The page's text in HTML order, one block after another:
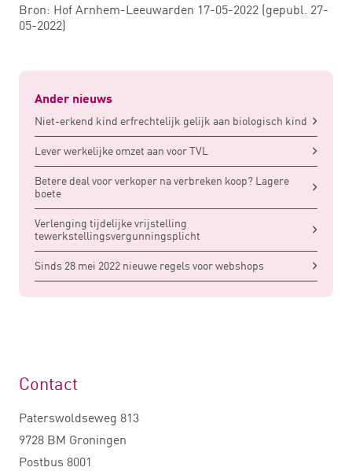
Bron: Hof Arnhem-Leeuwarden 17-05-2022 (gepubl. 27-
05-2022)
Ander nieuws
Niet-erkend kind erfrechtelijk gelijk aan biologisch kind
Lever werkelijke omzet aan voor TVL
Betere deal voor verkoper na verbreken koop? Lagere
boete
Verlenging tijdelijke vrijstelling
tewerkstellingsvergunningsplicht
Sinds 28 mei 2022 nieuwe regels voor webshops
Contact
Paterswoldseweg 813
9728 BM Groningen
Postbus 8001